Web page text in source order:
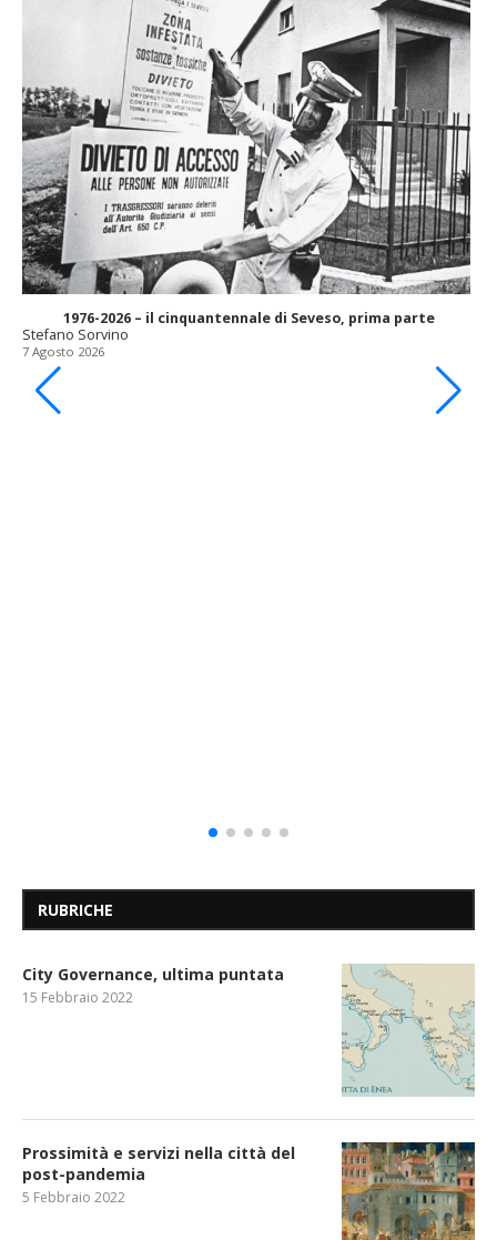
1976-2026 – il cinquantennale di Seveso, prima parte
Stefano Sorvino
7 Agosto 2026
RUBRICHE
City Governance, ultima puntata
15 Febbraio 2022
Prossimità e servizi nella città del
post-pandemia
5 Febbraio 2022